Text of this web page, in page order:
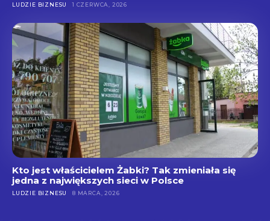
LUDZIE BIZNESU 1 CZERWCA, 2026
Kto jest właścicielem Żabki? Tak zmieniała się
jedna z największych sieci w Polsce
LUDZIE BIZNESU 8 MARCA, 2026